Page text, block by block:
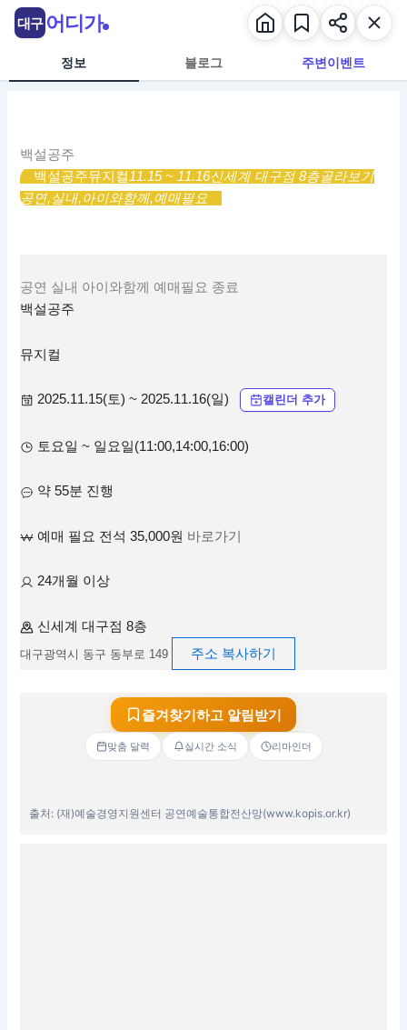
정보 블로그 주변이벤트
백설공주
백설공주뮤지컬11.15 ~ 11.16신세계 대구점 8층골라보기
공연,실내,아이와함께,예매필요
공연 실내 아이와함께 예매필요 종료
백설공주
뮤지컬
2025.11.15(토) ~ 2025.11.16(일) 캘린더 추가
토요일 ~ 일요일(11:00,14:00,16:00)
약 55분 진행
예매 필요 전석 35,000원 바로가기
24개월 이상
신세계 대구점 8층
대구광역시 동구 동부로 149 주소 복사하기
즐겨찾기하고 알림받기
맞춤 달력 실시간 소식 리마인더
출처: (재)예술경영지원센터 공연예술통합전산망(www.kopis.or.kr)
대구 어디가